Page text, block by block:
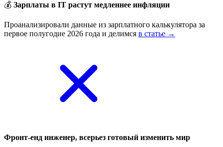
💰 Зарплаты в IT растут медленнее инфляции
Проанализировали данные из зарплатного калькулятора за
первое полугодие 2026 года и делимся в статье →
Фронт-енд инженер, всерьез готовый изменить мир